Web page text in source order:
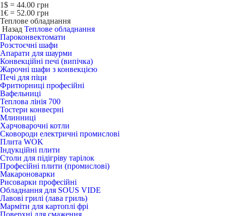
1$ = 44.00 грн
1€ = 52.00 грн
Теплове обладнання
Назад Теплове обладнання
Пароконвектомати
Розстоєчні шафи
Апарати для шаурми
Конвекційні печі (випічка)
Жарочні шафи з конвекцією
Печі для піци
Фритюрниці професійні
Вафельниці
Теплова лінія 700
Тостери конвеєрні
Млинниці
Харчоварочні котли
Сковороди електричні промислові
Плита WOK
Індукційні плити
Столи для підігріву тарілок
Професійні плити (промислові)
Макароноварки
Рисоварки професійні
Обладнання для SOUS VIDE
Лавові грилі (лава гриль)
Марміти для картоплі фрі
Поверхні для смаження